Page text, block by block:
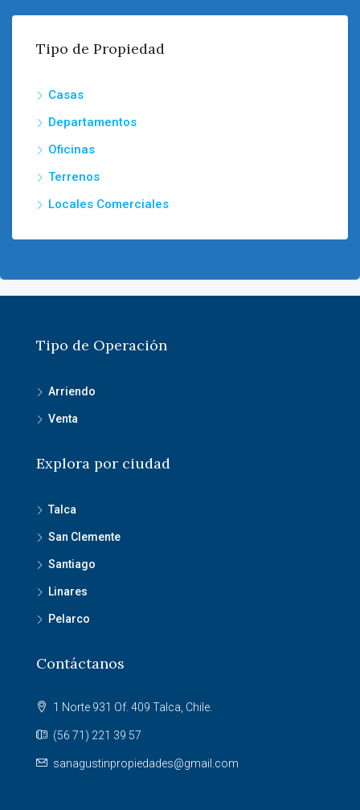
Tipo de Propiedad
Casas
Departamentos
Oficinas
Terrenos
Locales Comerciales
Tipo de Operación
Arriendo
Venta
Explora por ciudad
Talca
San Clemente
Santiago
Linares
Pelarco
Contáctanos
1 Norte 931 Of. 409 Talca, Chile.
(56 71) 221 39 57
sanagustinpropiedades@gmail.com